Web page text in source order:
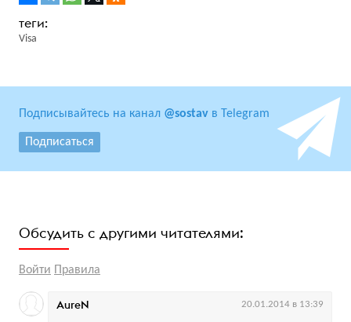
Visa
Подписывайтесь на канал @sostav в Telegram
Подписаться
Обсудить с другими читателями:
Войти Правила
AureN 20.01.2014 в 13:39